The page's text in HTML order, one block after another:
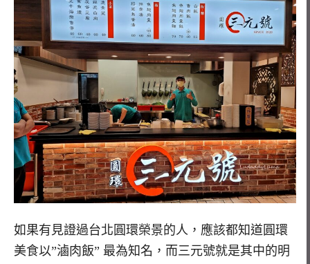
如果有見證過台北圓環榮景的人，應該都知道圓環
美食以”滷肉飯” 最為知名，而三元號就是其中的明